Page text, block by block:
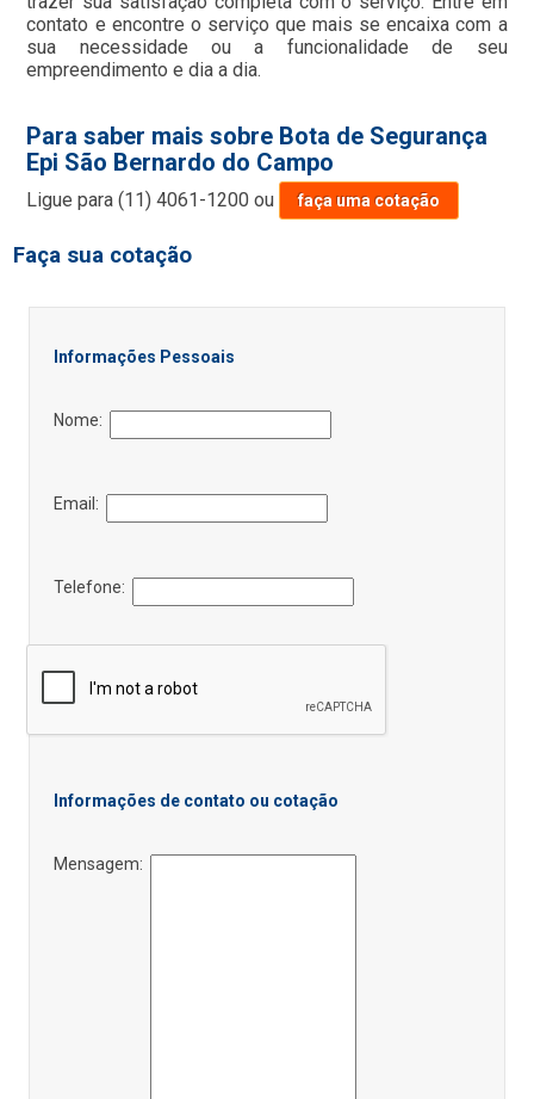
contato e encontre o serviço que mais se encaixa com a
sua necessidade ou a funcionalidade de seu
empreendimento e dia a dia.
Para saber mais sobre Bota de Segurança
Epi São Bernardo do Campo
Ligue para(11) 4061-1200 ou faça uma cotação
Faça sua cotação
Informações Pessoais
Nome:
Email:
Telefone:
Informações de contato ou cotação
Mensagem: